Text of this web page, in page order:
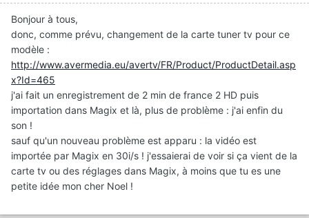
Bonjour à tous,
donc, comme prévu, changement de la carte tuner tv pour ce
modèle :
http://www.avermedia.eu/avertv/FR/Product/ProductDetail.asp
x?Id=465
j'ai fait un enregistrement de 2 min de france 2 HD puis
importation dans Magix et là, plus de problème : j'ai enfin du
son !
sauf qu'un nouveau problème est apparu : la vidéo est
importée par Magix en 30i/s ! j'essaierai de voir si ça vient de la
carte tv ou des réglages dans Magix, à moins que tu es une
petite idée mon cher Noel !